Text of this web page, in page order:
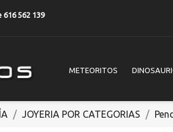
616 562 139
METEORITOS
JOYERIA POR CATEGORIAS